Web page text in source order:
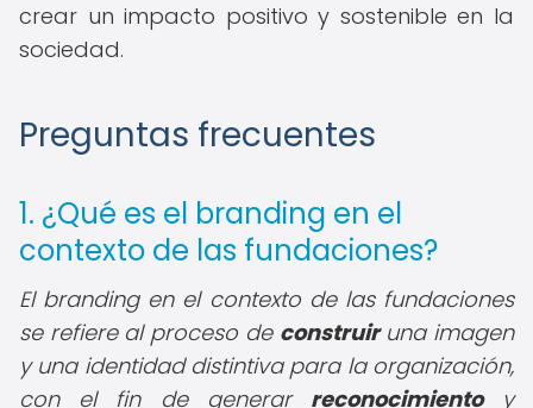
crear un impacto positivo y sostenible en la
sociedad.
Preguntas frecuentes
1. ¿Qué es el branding en el
contexto de las fundaciones?
El branding en el contexto de las fundaciones
se refiere al proceso de construiruna imagen
y una identidad distintiva para la organización,
con el fin de generar reconocimientoy